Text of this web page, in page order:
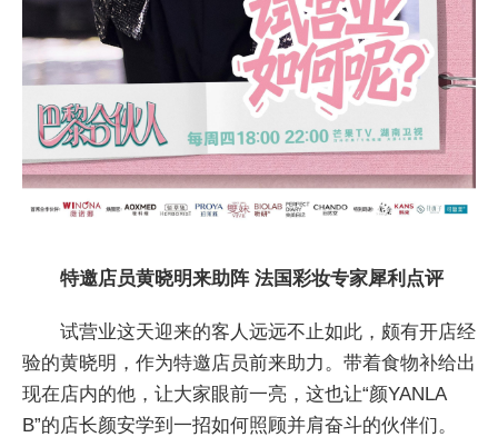
特邀店员黄晓明来助阵 法国彩妆专家犀利点评
试营业这天迎来的客人远远不止如此，颇有开店经
验的黄晓明，作为特邀店员前来助力。带着食物补给出
现在店内的他，让大家眼前一亮，这也让“颜YANLA
B”的店长颜安学到一招如何照顾并肩奋斗的伙伴们。